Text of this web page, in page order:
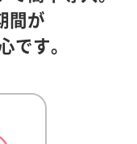
間が
です。